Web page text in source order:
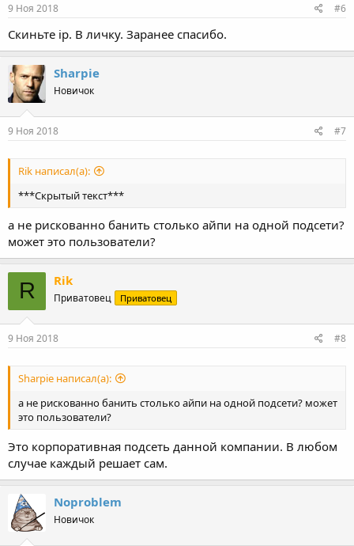
9 Ноя 2018 #6
Скиньте ip. В личку. Заранее спасибо.
Sharpie
Новичок
9 Ноя 2018 #7
Rik написал(а):
***Скрытый текст***
а не рискованно банить столько айпи на одной подсети?
может это пользователи?
R Rik
Приватовец Приватовец
9 Ноя 2018 #8
Sharpie написал(а):
а не рискованно банить столько айпи на одной подсети? может
это пользователи?
Это корпоративная подсеть данной компании. В любом
случае каждый решает сам.
Noproblem
Новичок